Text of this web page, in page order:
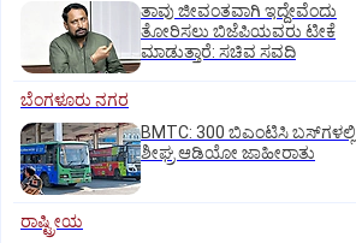
ತಾವು ಜೀವಂತವಾಗಿ ಇದ್ದೇವೆಂದು
ತೋರಿಸಲು ಬಿಜೆಪಿಯವರು ಟೀಕೆ
ಮಾಡುತ್ತಾರೆ: ಸಚಿವ ಸವದಿ
ಬೆಂಗಳೂರು ನಗರ
BMTC: 300 ಬಿಎಂಟಿಸಿ ಬಸ್‌ಗಳಲ್ಲಿ
ಶೀಘ್ರ ಆಡಿಯೋ ಜಾಹೀರಾತು
ರಾಷ್ಟ್ರೀಯ